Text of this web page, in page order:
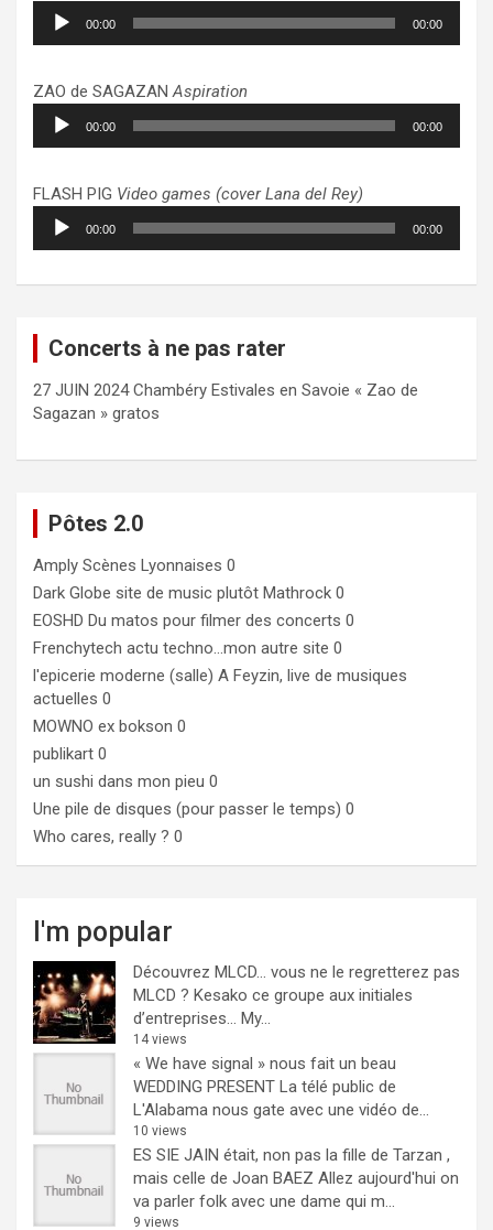
Lecteur
audio
00:00 00:00
ZAO de SAGAZANAspiration
Lecteur
audio
00:00 00:00
FLASH PIG Video games (cover Lana del Rey)
Lecteur
audio
00:00 00:00
Concerts à ne pas rater
27 JUIN 2024 Chambéry Estivales en Savoie « Zao de
Sagazan » gratos
Pôtes 2.0
Amply Scènes Lyonnaises 0
Dark Globe site de music plutôt Mathrock 0
EOSHD Du matos pour filmer des concerts 0
Frenchytech actu techno…mon autre site 0
l'epicerie moderne (salle) A Feyzin, live de musiques
actuelles 0
MOWNO ex bokson 0
publikart 0
un sushi dans mon pieu 0
Une pile de disques (pour passer le temps) 0
Who cares, really ? 0
I'm popular
Découvrez MLCD… vous ne le regretterez pas
MLCD ? Kesako ce groupe aux initiales
d’entreprises… My...
14 views
« We have signal » nous fait un beau
WEDDING PRESENT La télé public de
L'Alabama nous gate avec une vidéo de...
10 views
ES SIE JAIN était, non pas la fille de Tarzan ,
mais celle de Joan BAEZ Allez aujourd'hui on
va parler folk avec une dame qui m...
9 views